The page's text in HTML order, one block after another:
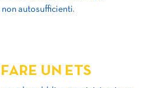
autosufficienti.
UN ETS